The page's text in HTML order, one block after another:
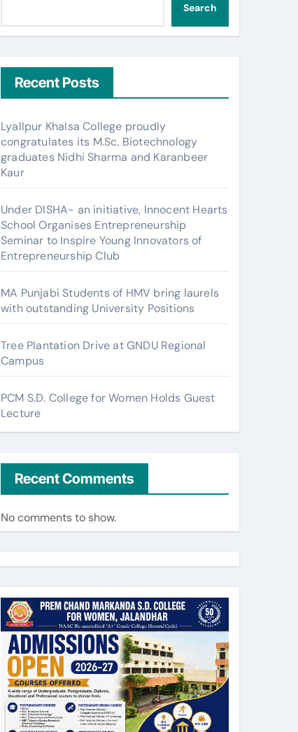
Search
Recent Posts
Lyallpur Khalsa College proudly
congratulates its M.Sc. Biotechnology
graduates Nidhi Sharma and Karanbeer
Kaur
Under DISHA- an initiative, Innocent Hearts
School Organises Entrepreneurship
Seminar to Inspire Young Innovators of
Entrepreneurship Club
MA Punjabi Students of HMV bring laurels
with outstanding University Positions
Tree Plantation Drive at GNDU Regional
Campus
PCM S.D. College for Women Holds Guest
Lecture
Recent Comments
No comments to show.